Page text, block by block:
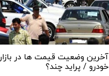
آخرین وضعیت قیمت ها در بازار
خودرو / پراید چند؟